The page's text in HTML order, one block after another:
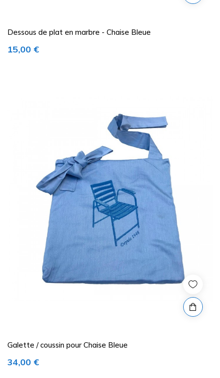
Dessous de plat en marbre - Chaise Bleue
Prix
15,00 €
Galette / coussin pour Chaise Bleue
Prix
34,00 €